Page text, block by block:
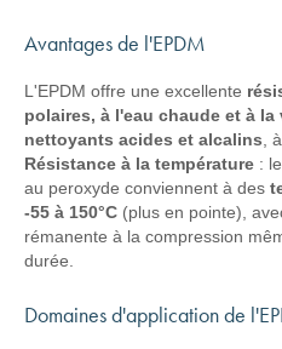
Avantages de l'EPDM
L'EPDM offre une excellente
polaires, à l'eau chaude et à la
nettoyants acides et alcalins ,
Résistance à la température :
au peroxyde conviennent à des
-55 à 150°C (plus en pointe),
rémanente à la compression
durée.
Domaines d'application de